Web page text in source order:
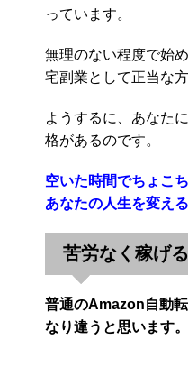
っています。
無理のない程度で始
宅副業として正当な
ようするに、あなた
格があるのです。
空いた時間でちょこ
あなたの人生を変え
苦労なく稼げ
普通のAmazon自動
なり違うと思います。